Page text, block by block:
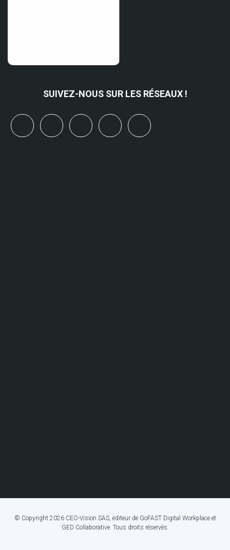
SUIVEZ-NOUS SUR LES RÉSEAUX !
linkedinyoutubebluesky mastodon
© Copyright 2026 CEO-Vision SAS, éditeur de GoFAST Digital Workplace et
GED Collaborative. Tous droits réservés.